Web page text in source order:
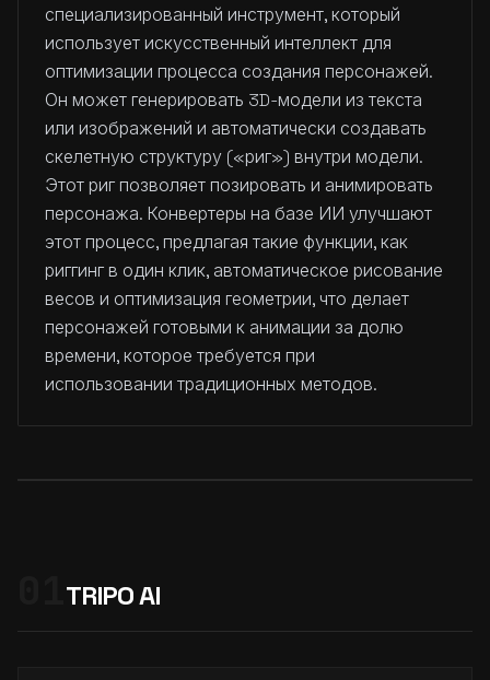
специализированный инструмент, который
использует искусственный интеллект для
оптимизации процесса создания персонажей.
Он может генерировать 3D-модели из текста
или изображений и автоматически создавать
скелетную структуру («риг») внутри модели.
Этот риг позволяет позировать и анимировать
персонажа. Конвертеры на базе ИИ улучшают
этот процесс, предлагая такие функции, как
риггинг в один клик, автоматическое рисование
весов и оптимизация геометрии, что делает
персонажей готовыми к анимации за долю
времени, которое требуется при
использовании традиционных методов.
TRIPO AI